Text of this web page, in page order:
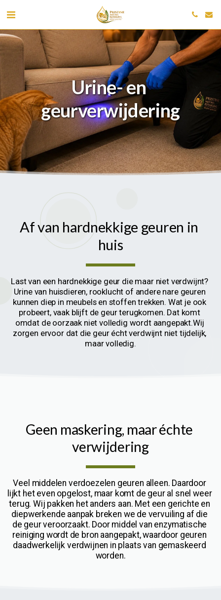
Urine- en
geurverwijdering
Af van hardnekkige geuren in
huis
Last van een hardnekkige geur die maar niet verdwijnt?
Urine van huisdieren, rooklucht of andere nare geuren
kunnen diep in meubels en stoffen trekken. Wat je ook
probeert, vaak blijft de geur terugkomen. Dat komt
omdat de oorzaak niet volledig wordt aangepakt.Wij
zorgen ervoor dat die geur écht verdwijnt niet tijdelijk,
maar volledig.
Geen maskering, maar échte
verwijdering
Veel middelen verdoezelen geuren alleen. Daardoor
lijkt het even opgelost, maar komt de geur al snel weer
terug. Wij pakken het anders aan. Met een gerichte en
diepwerkende aanpak breken we de vervuiling af die
de geur veroorzaakt. Door middel van enzymatische
reiniging wordt de bron aangepakt, waardoor geuren
daadwerkelijk verdwijnen in plaats van gemaskeerd
worden.